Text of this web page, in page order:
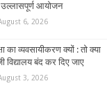
आयोजन
6, 2026
का व्यवसायीकरण क्यों : तो क्या
विद्यालय बंद कर दिए जाए
3, 2026